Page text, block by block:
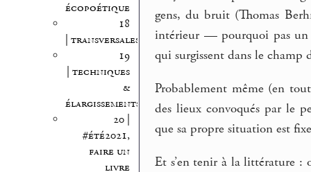
écopoétique
18
| transversales
19
| techniques
&
élargissements
20 |
#été2021,
faire un
livre
gens, du bruit (Thomas
intérieur — pourquoi pas un
qui surgissent dans le champ
Probablement même (en
des lieux convoqués par le
que sa propre situation est
Et s’en tenir à la littérature :